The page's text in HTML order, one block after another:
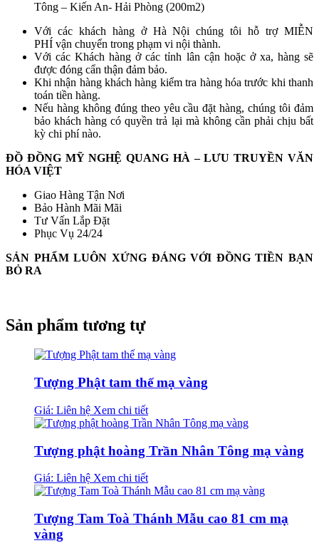
Tông – Kiến An- Hải Phòng (200m2)
Với các khách hàng ở Hà Nội chúng tôi hỗ trợ MIỄN
PHÍ vận chuyển trong phạm vi nội thành.
Với các Khách hàng ở các tỉnh lân cận hoặc ở xa, hàng sẽ
được đóng cẩn thận đảm bảo.
Khi nhận hàng khách hàng kiểm tra hàng hóa trước khi thanh
toán tiền hàng.
Nếu hàng không đúng theo yêu cầu đặt hàng, chúng tôi đảm
bảo khách hàng có quyền trả lại mà không cần phải chịu bất
kỳ chi phí nào.
ĐỒ ĐỒNG MỸ NGHỆ QUANG HÀ – LƯU TRUYỀN VĂN
HÓA VIỆT
Giao Hàng Tận Nơi
Bảo Hành Mãi Mãi
Tư Vấn Lắp Đặt
Phục Vụ 24/24
SẢN PHẨM LUÔN XỨNG ĐÁNG VỚI ĐỒNG TIỀN BẠN
BỎ RA
Sản phẩm tương tự
Tượng Phật tam thế mạ vàng
Giá: Liên hệ Xem chi tiết
Tượng phật hoàng Trần Nhân Tông mạ vàng
Giá: Liên hệ Xem chi tiết
Tượng Tam Toà Thánh Mẫu cao 81 cm mạ
vàng